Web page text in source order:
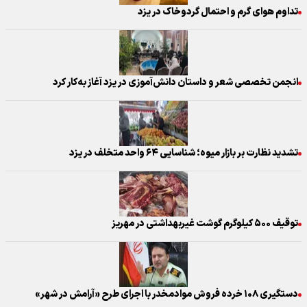
تداوم هوای گرم و احتمال گردوخاک در یزد
انجمن تخصصی شعر و داستان دانش‌آموزی در یزد آغاز به‌کار کرد
تشدید نظارت بر بازار میوه؛ شناسایی ۶۴ واحد متخلف در یزد
توقیف ۵۰۰ کیلوگرم گوشت غیربهداشتی در مهریز
دستگیری ۱۰۸ خرده فروش موادمخدر با اجرای طرح «آرامش در شهر»